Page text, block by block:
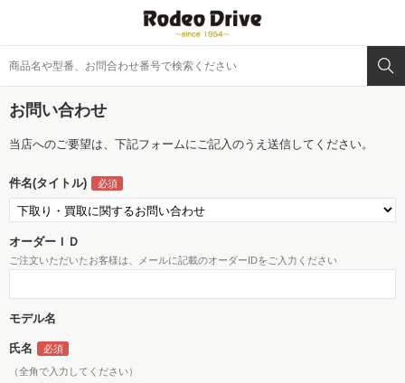
お問い合わせ
当店へのご要望は、下記フォームにご記入のうえ送信してください。
件名(タイトル)
オーダーＩＤ
ご注文いただいたお客様は、メールに記載のオーダーIDをご入力ください
モデル名
氏名
（全角で入力してください）